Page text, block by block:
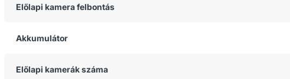
Előlapi kamera felbontás
Akkumulátor
Előlapi kamerák száma